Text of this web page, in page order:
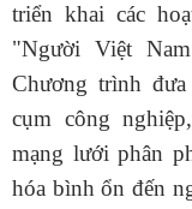
triển khai các
"Người Việt
Chương trình
cụm công
mạng lưới phân
hóa bình ổn đến